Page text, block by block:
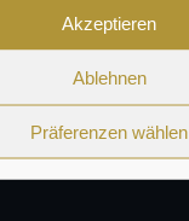
Akzeptieren
Ablehnen
Präferenzen wählen